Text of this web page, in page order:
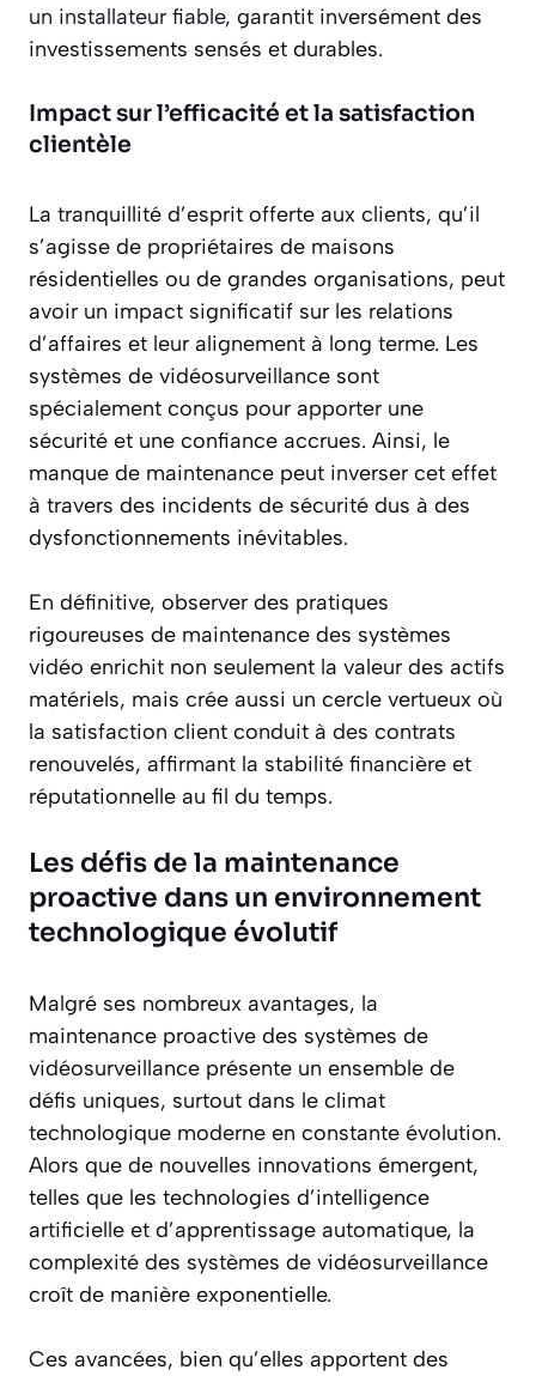
un installateur fiable, garantit inversément des
investissements sensés et durables.
Impact sur l’efficacité et la satisfaction
clientèle
La tranquillité d’esprit offerte aux clients, qu’il
s’agisse de propriétaires de maisons
résidentielles ou de grandes organisations, peut
avoir un impact significatif sur les relations
d’affaires et leur alignement à long terme. Les
systèmes de vidéosurveillance sont
spécialement conçus pour apporter une
sécurité et une confiance accrues. Ainsi, le
manque de maintenance peut inverser cet effet
à travers des incidents de sécurité dus à des
dysfonctionnements inévitables.
En définitive, observer des pratiques
rigoureuses de maintenance des systèmes
vidéo enrichit non seulement la valeur des actifs
matériels, mais crée aussi un cercle vertueux où
la satisfaction client conduit à des contrats
renouvelés, affirmant la stabilité financière et
réputationnelle au fil du temps.
Les défis de la maintenance
proactive dans un environnement
technologique évolutif
Malgré ses nombreux avantages, la
maintenance proactive des systèmes de
vidéosurveillance présente un ensemble de
défis uniques, surtout dans le climat
technologique moderne en constante évolution.
Alors que de nouvelles innovations émergent,
telles que les technologies d’intelligence
artificielle et d’apprentissage automatique, la
complexité des systèmes de vidéosurveillance
croît de manière exponentielle.
Ces avancées, bien qu’elles apportent des